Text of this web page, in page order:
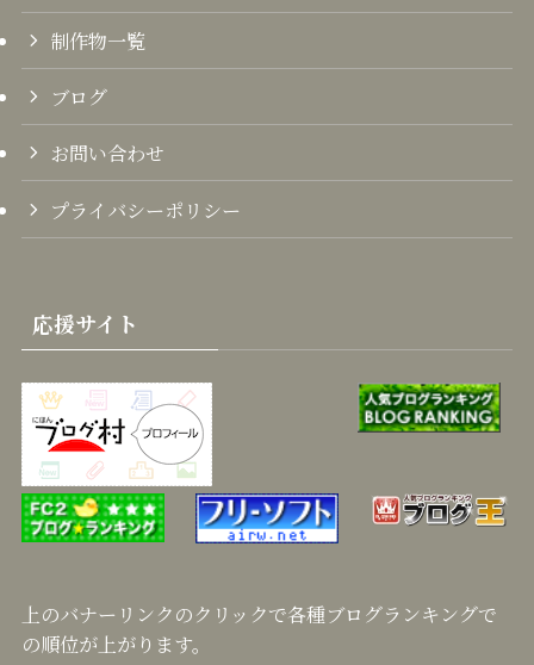
制作物一覧
ブログ
お問い合わせ
プライバシーポリシー
応援サイト
上のバナーリンクのクリックで各種ブログランキングで
の順位が上がります。